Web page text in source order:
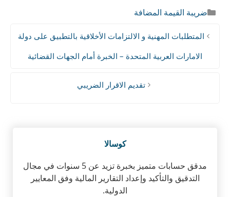
التصنيفات
ضريبة القيمة المضافة
المتطلبات المهنية و الالتزامات الأخلاقية بالتطبيق على دولة
الامارات العربية المتحدة – الخبرة أمام الجهات القضائية
تقديم الاقرار الضريبي
كوسالا
مدقق حسابات متميز بخبرة تزيد عن 5 سنوات في مجال
التدقيق والتأكيد وإعداد التقارير المالية وفق المعايير
الدولية.